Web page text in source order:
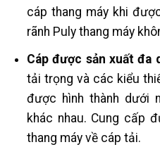
cáp thang máy khi
rãnh Puly thang máy
Cáp được sản xuất đa
tải trọng và các kiểu
được hình thành dưới
khác nhau. Cung cấp
thang máy về cáp tải.